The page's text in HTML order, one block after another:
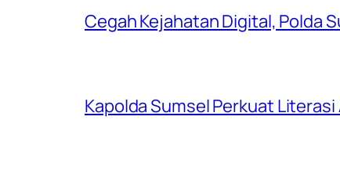
Cegah Kejahatan Digital, Polda
Kapolda Sumsel Perkuat